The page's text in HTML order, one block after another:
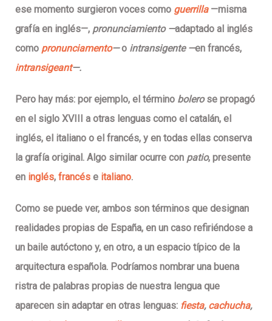
ese momento surgieron voces como guerrilla—misma
grafía en inglés—, pronunciamiento —adaptado al inglés
como pronunciamento—o intransigente —en francés,
intransigeant—.
Pero hay más: por ejemplo, el término bolerose propagó
en el siglo XVIII a otras lenguas como el catalán, el
inglés, el italiano o el francés, y en todas ellas conserva
la grafía original. Algo similar ocurre con patio, presente
en inglés, francés e italiano.
Como se puede ver, ambos son términos que designan
realidades propias de España, en un caso refiriéndose a
un baile autóctono y, en otro, a un espacio típico de la
arquitectura española. Podríamos nombrar una buena
ristra de palabras propias de nuestra lengua que
aparecen sin adaptar en otras lenguas: fiesta, cachucha,